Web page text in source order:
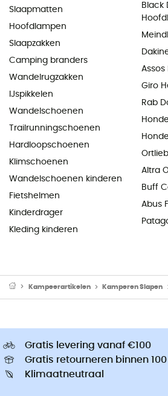
Slaapmatten
Hoofdlampen
Slaapzakken
Camping branders
Wandelrugzakken
IJspikkelen
Wandelschoenen
Trailrunningschoenen
Hardloopschoenen
Klimschoenen
Wandelschoenen kinderen
Fietshelmen
Kinderdrager
Kleding kinderen
Black
Assos
Giro
Rab
Altra
Buff
Abus
Kampeerartikelen Kamperen Slapen
Gratis levering vanaf €100
Gratis retourneren binnen
Klimaatneutraal